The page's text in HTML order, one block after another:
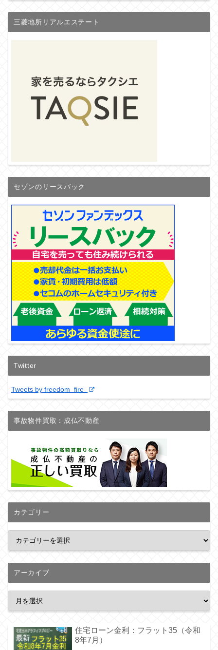
三菱地所リアルエステート
セゾンのリースバック
Twitter
Tweets by freedom_fire_
事故物件買取：成仏不動産
カテゴリー
アーカイブ
住宅ローン金利：フラット35（令和
8年7月）